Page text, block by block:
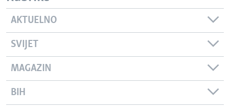
AKTUELNO
SVIJET
MAGAZIN
BIH